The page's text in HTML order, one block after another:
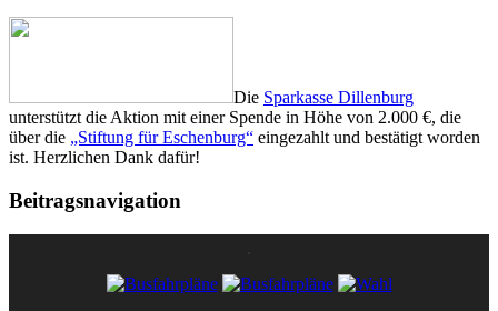
Die Sparkasse Dillenburg
unterstützt die Aktion mit einer Spende in Höhe von 2.000 €, die
über die „Stiftung für Eschenburg“ eingezahlt und bestätigt worden
ist. Herzlichen Dank dafür!
Beitragsnavigation